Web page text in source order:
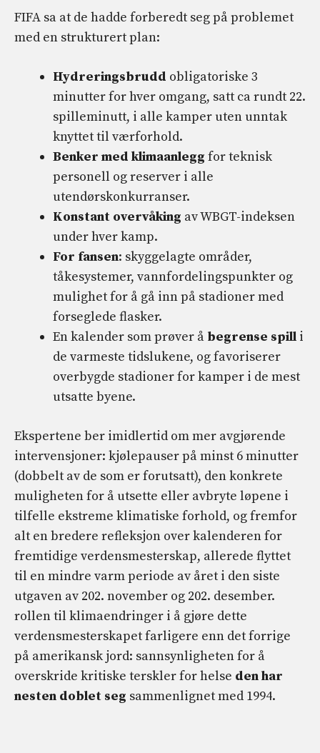
FIFA sa at de hadde forberedt seg på problemet
med en strukturert plan:
Hydreringsbrudd obligatoriske 3
minutter for hver omgang, satt ca rundt 22.
spilleminutt, i alle kamper uten unntak
knyttet til værforhold.
Benker med klimaanlegg for teknisk
personell og reserver i alle
utendørskonkurranser.
Konstant overvåking av WBGT-indeksen
under hver kamp.
For fansen: skyggelagte områder,
tåkesystemer, vannfordelingspunkter og
mulighet for å gå inn på stadioner med
forseglede flasker.
En kalender som prøver å begrense spill i
de varmeste tidslukene, og favoriserer
overbygde stadioner for kamper i de mest
utsatte byene.
Ekspertene ber imidlertid om mer avgjørende
intervensjoner: kjølepauser på minst 6 minutter
(dobbelt av de som er forutsatt), den konkrete
muligheten for å utsette eller avbryte løpene i
tilfelle ekstreme klimatiske forhold, og fremfor
alt en bredere refleksjon over kalenderen for
fremtidige verdensmesterskap, allerede flyttet
til en mindre varm periode av året i den siste
utgaven av 202. november og 202. desember.
rollen til klimaendringer i å gjøre dette
verdensmesterskapet farligere enn det forrige
på amerikansk jord: sannsynligheten for å
overskride kritiske terskler for helse den har
nesten doblet seg sammenlignet med 1994.